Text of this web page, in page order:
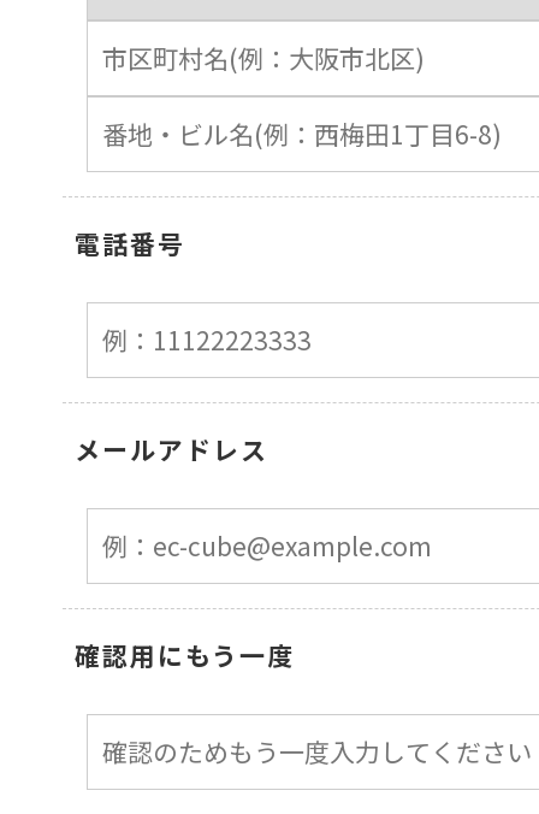
電話番号
メールアドレス
確認用にもう一度